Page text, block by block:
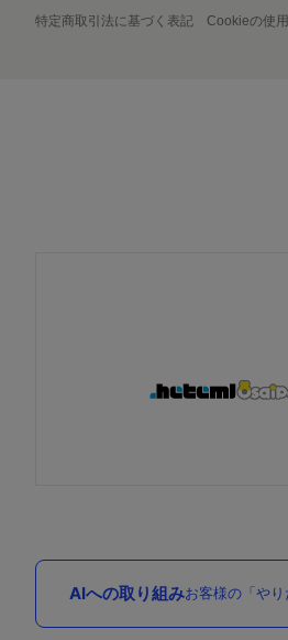
特定商取引法に基づく表記 Cookieの使
AIへの取り組みお客様の「や